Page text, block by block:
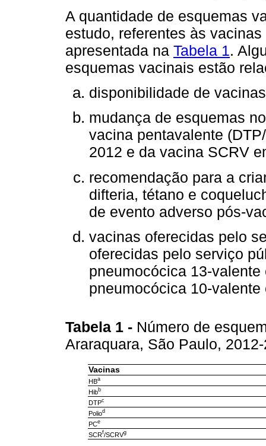
A quantidade de esquemas
estudo, referentes às
apresentada na Tabela 1 .
esquemas vacinais estão
disponibilidade de
mudança de esquemas
vacina pentavalente
2012 e da vacina SCRV
recomendação para a
difteria, tétano e
de evento adverso pós-
vacinas oferecidas pelo
oferecidas pelo serviço
pneumocócica 13-
pneumocócica 10-
Tabela 1 - Número de
Araraquara, São Paulo,
Vacinas
HBa
Hibb
DTPc
Poliod
PCe
SCRf/SCRVg